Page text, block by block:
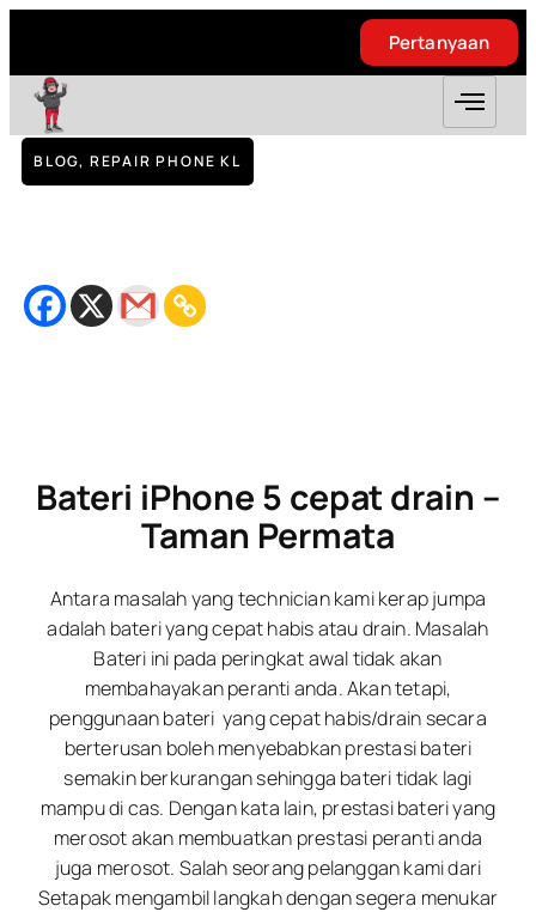
Pertanyaan
BLOG, REPAIR PHONE KL
Bateri iPhone 5 cepat drain –
Taman Permata
Antara masalah yang technician kami kerap jumpa
adalah bateri yang cepat habis atau drain. Masalah
Bateri ini pada peringkat awal tidak akan
membahayakan peranti anda. Akan tetapi,
penggunaan bateri yang cepat habis/drain secara
berterusan boleh menyebabkan prestasi bateri
semakin berkurangan sehingga bateri tidak lagi
mampu di cas. Dengan kata lain, prestasi bateri yang
merosot akan membuatkan prestasi peranti anda
juga merosot. Salah seorang pelanggan kami dari
Setapak mengambil langkah dengan segera menukar